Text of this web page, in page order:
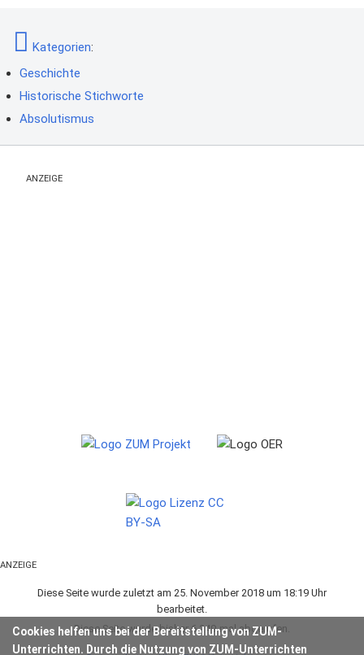
Kategorien:
Geschichte
Historische Stichworte
Absolutismus
Cookies helfen uns bei der Bereitstellung von ZUM-
Unterrichten. Durch die Nutzung von ZUM-Unterrichten
ANZEIGE
ANZEIGE
Diese Seite wurde zuletzt am 25. November 2018 um 18:19 Uhr
bearbeitet.
Diese Seite wurde bisher 6.249-mal abgerufen.